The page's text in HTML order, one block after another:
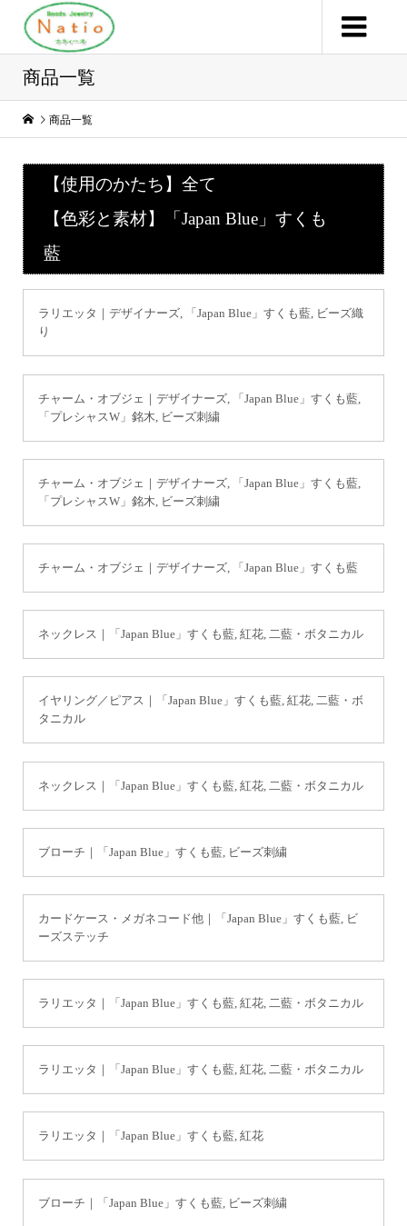
商品一覧
商品一覧
【使用のかたち】全て
【色彩と素材】「Japan Blue」すくも
藍
ラリエッタ｜デザイナーズ, 「Japan Blue」すくも藍, ビーズ織
り
チャーム・オブジェ｜デザイナーズ, 「Japan Blue」すくも藍,
「プレシャスW」銘木, ビーズ刺繍
チャーム・オブジェ｜デザイナーズ, 「Japan Blue」すくも藍,
「プレシャスW」銘木, ビーズ刺繍
チャーム・オブジェ｜デザイナーズ, 「Japan Blue」すくも藍
ネックレス｜「Japan Blue」すくも藍, 紅花, 二藍・ボタニカル
イヤリング／ピアス｜「Japan Blue」すくも藍, 紅花, 二藍・ボ
タニカル
ネックレス｜「Japan Blue」すくも藍, 紅花, 二藍・ボタニカル
ブローチ｜「Japan Blue」すくも藍, ビーズ刺繍
カードケース・メガネコード他｜「Japan Blue」すくも藍, ビ
ーズステッチ
ラリエッタ｜「Japan Blue」すくも藍, 紅花, 二藍・ボタニカル
ラリエッタ｜「Japan Blue」すくも藍, 紅花, 二藍・ボタニカル
ラリエッタ｜「Japan Blue」すくも藍, 紅花
ブローチ｜「Japan Blue」すくも藍, ビーズ刺繍